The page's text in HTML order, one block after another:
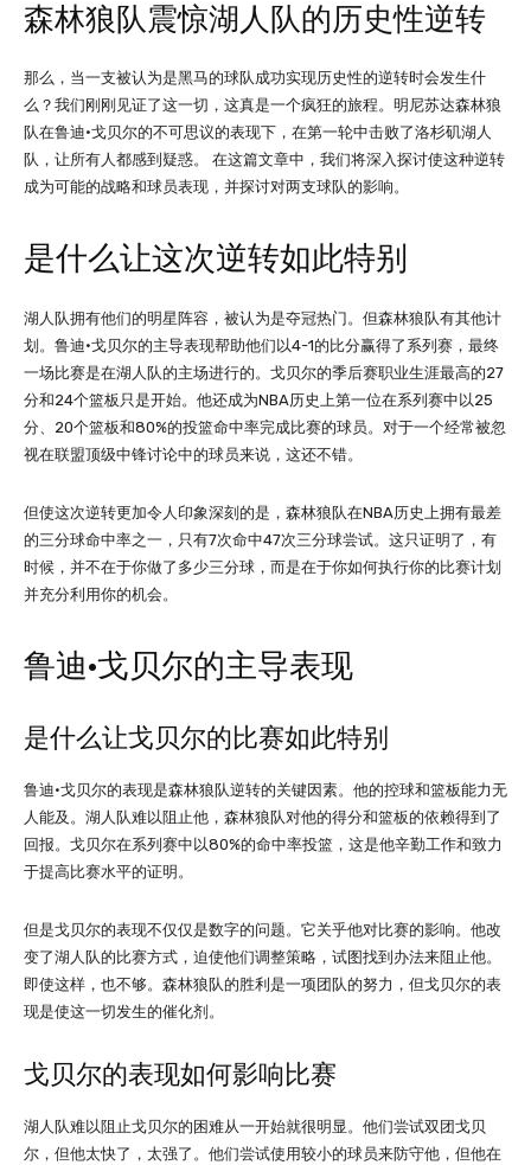
森林狼队震惊湖人队的历史性逆转
那么，当一支被认为是黑马的球队成功实现历史性的逆转时会发生什
么？我们刚刚见证了这一切，这真是一个疯狂的旅程。明尼苏达森林狼
队在鲁迪·戈贝尔的不可思议的表现下，在第一轮中击败了洛杉矶湖人
队，让所有人都感到疑惑。 在这篇文章中，我们将深入探讨使这种逆转
成为可能的战略和球员表现，并探讨对两支球队的影响。
是什么让这次逆转如此特别
湖人队拥有他们的明星阵容，被认为是夺冠热门。但森林狼队有其他计
划。鲁迪·戈贝尔的主导表现帮助他们以4-1的比分赢得了系列赛，最终
一场比赛是在湖人队的主场进行的。戈贝尔的季后赛职业生涯最高的27
分和24个篮板只是开始。他还成为NBA历史上第一位在系列赛中以25
分、20个篮板和80%的投篮命中率完成比赛的球员。对于一个经常被忽
视在联盟顶级中锋讨论中的球员来说，这还不错。
但使这次逆转更加令人印象深刻的是，森林狼队在NBA历史上拥有最差
的三分球命中率之一，只有7次命中47次三分球尝试。这只证明了，有
时候，并不在于你做了多少三分球，而是在于你如何执行你的比赛计划
并充分利用你的机会。
鲁迪·戈贝尔的主导表现
是什么让戈贝尔的比赛如此特别
鲁迪·戈贝尔的表现是森林狼队逆转的关键因素。他的控球和篮板能力无
人能及。湖人队难以阻止他，森林狼队对他的得分和篮板的依赖得到了
回报。戈贝尔在系列赛中以80%的命中率投篮，这是他辛勤工作和致力
于提高比赛水平的证明。
但是戈贝尔的表现不仅仅是数字的问题。它关乎他对比赛的影响。他改
变了湖人队的比赛方式，迫使他们调整策略，试图找到办法来阻止他。
即使这样，也不够。森林狼队的胜利是一项团队的努力，但戈贝尔的表
现是使这一切发生的催化剂。
戈贝尔的表现如何影响比赛
湖人队难以阻止戈贝尔的困难从一开始就很明显。他们尝试双团戈贝
尔，但他太快了，太强了。他们尝试使用较小的球员来防守他，但他在